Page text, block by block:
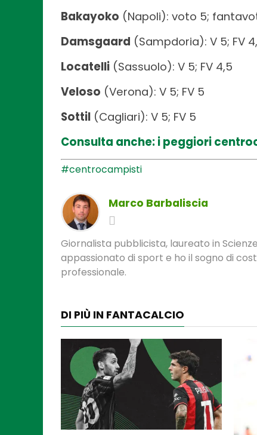
Bakayoko (Napoli): voto 5;
Damsgaard (Sampdoria): V 5; FV
Locatelli (Sassuolo): V 5; FV 4,5
Veloso (Verona): V 5; FV 5
Sottil (Cagliari): V 5; FV 5
Consulta anche: i peggiori
#centrocampisti
Marco Barbaliscia
Giornalista pubblicista, laureato in
appassionato di sport e ho il sogno di
professionale.
DI PIÙ IN FANTACALCIO